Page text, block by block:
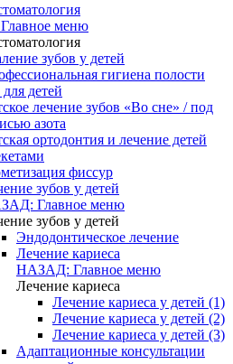
меню
зубов у детей
гигиена полости
для детей
лечение зубов «Во сне» / под
азота
ортодонтия и лечение детей
фиссур
зубов у детей
Главное меню
зубов у детей
Эндодонтическое лечение
Лечение кариеса
НАЗАД: Главное меню
Лечение кариеса
Лечение кариеса у детей (1)
Лечение кариеса у детей (2)
Лечение кариеса у детей (3)
Адаптационные консультации